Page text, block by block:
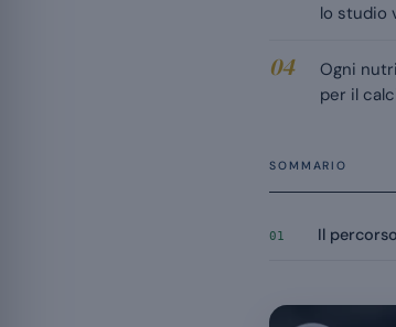
lo studio
Ogni
per il
SOMMARIO
01 Il